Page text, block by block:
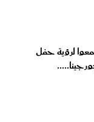
لرؤية حفل